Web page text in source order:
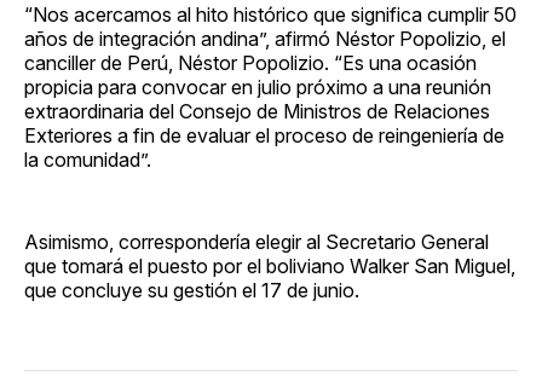
“Nos acercamos al hito histórico que significa cumplir 50
años de integración andina”, afirmó Néstor Popolizio, el
canciller de Perú, Néstor Popolizio. “Es una ocasión
propicia para convocar en julio próximo a una reunión
extraordinaria del Consejo de Ministros de Relaciones
Exteriores a fin de evaluar el proceso de reingeniería de
la comunidad”.
Asimismo, correspondería elegir al Secretario General
que tomará el puesto por el boliviano Walker San Miguel,
que concluye su gestión el 17 de junio.